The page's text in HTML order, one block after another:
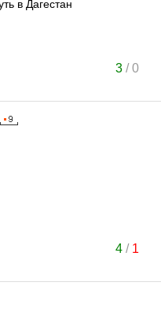
в Дагестан
3/0
4/ 1